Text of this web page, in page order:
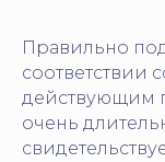
Правильно
соответствии
действующим
очень